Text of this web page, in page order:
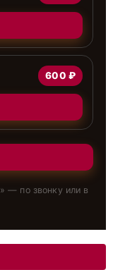
600 ₽
» — по звонку или в